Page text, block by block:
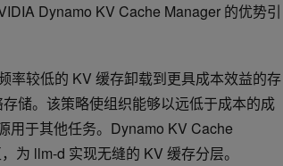
Dynamo KV Cache Manager 的优势引
率较低的 KV 缓存卸载到更具成本效益的存
储。该策略使组织能够以远低于成本的成
用于其他任务。Dynamo KV Cache
为 llm-d 实现无缝的 KV 缓存分层。